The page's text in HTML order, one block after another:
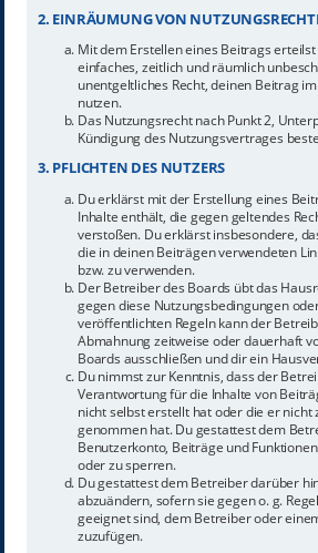
2. EINRÄUMUNG VON
Mit dem Erstellen eines Beitrags
einfaches, zeitlich und räumlich
unentgeltliches Recht, deinen Beitrag
nutzen.
Das Nutzungsrecht nach Punkt 2,
Kündigung des Nutzungsvertrages
3. PFLICHTEN DES NUTZERS
Du erklärst mit der Erstellung eines
Inhalte enthält, die gegen geltendes
verstoßen. Du erklärst insbesondere,
die in deinen Beiträgen verwendeten
bzw. zu verwenden.
Der Betreiber des Boards übt das
gegen diese Nutzungsbedingungen
veröffentlichten Regeln kann der
Abmahnung zeitweise oder dauerhaft
Boards ausschließen und dir ein
Du nimmst zur Kenntnis, dass der
Verantwortung für die Inhalte von
nicht selbst erstellt hat oder die er nicht
genommen hat. Du gestattest dem
Benutzerkonto, Beiträge und
oder zu sperren.
Du gestattest dem Betreiber darüber
abzuändern, sofern sie gegen o. g.
geeignet sind, dem Betreiber oder
zuzufügen.